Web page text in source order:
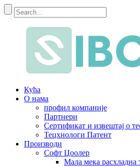
Кућа
О нама
профил компаније
Партнери
Сертификат и извештај о
Тецхнологи Патент
Производи
Софт Цоолер
Мала мека расхладна